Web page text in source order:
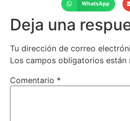
WhatsApp
Deja una
Tu dirección de correo
Los campos obligatorios están
Comentario *